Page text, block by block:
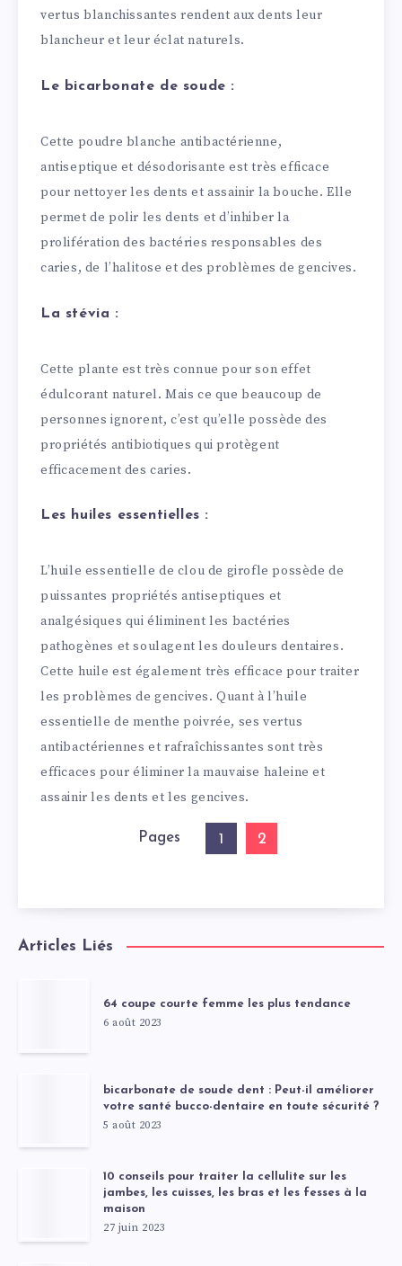
vertus blanchissantes rendent aux dents leur
blancheur et leur éclat naturels.
Le bicarbonate de soude :
Cette poudre blanche antibactérienne,
antiseptique et désodorisante est très efficace
pour nettoyer les dents et assainir la bouche. Elle
permet de polir les dents et d’inhiber la
prolifération des bactéries responsables des
caries, de l’halitose et des problèmes de gencives.
La stévia :
Cette plante est très connue pour son effet
édulcorant naturel. Mais ce que beaucoup de
personnes ignorent, c’est qu’elle possède des
propriétés antibiotiques qui protègent
efficacement des caries.
Les huiles essentielles :
L’huile essentielle de clou de girofle possède de
puissantes propriétés antiseptiques et
analgésiques qui éliminent les bactéries
pathogènes et soulagent les douleurs dentaires.
Cette huile est également très efficace pour traiter
les problèmes de gencives. Quant à l’huile
essentielle de menthe poivrée, ses vertus
antibactériennes et rafraîchissantes sont très
efficaces pour éliminer la mauvaise haleine et
assainir les dents et les gencives.
Pages 1 2
Articles Liés
64 coupe courte femme les plus tendance
6 août 2023
bicarbonate de soude dent : Peut-il améliorer
votre santé bucco-dentaire en toute sécurité ?
5 août 2023
10 conseils pour traiter la cellulite sur les
jambes, les cuisses, les bras et les fesses à la
maison
27 juin 2023